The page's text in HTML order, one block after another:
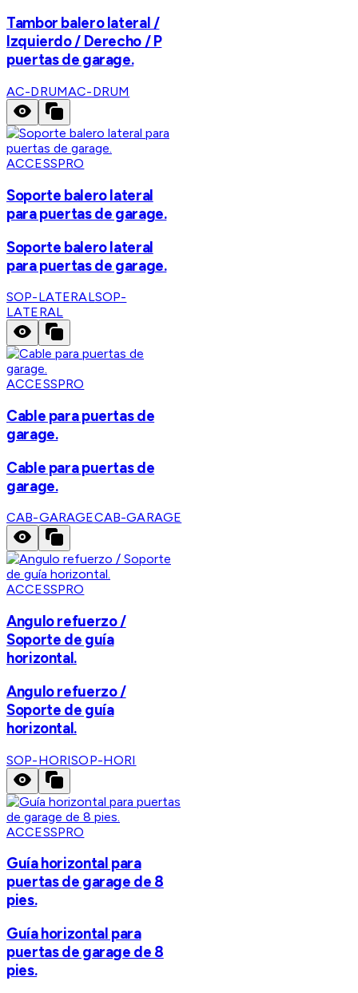
Tambor balero lateral /
Izquierdo / Derecho / P
puertas de garage.
AC-DRUMAC-DRUM
ACCESSPRO
Soporte balero lateral
para puertas de garage.
Soporte balero lateral
para puertas de garage.
SOP-LATERALSOP-
LATERAL
ACCESSPRO
Cable para puertas de
garage.
Cable para puertas de
garage.
CAB-GARAGECAB-GARAGE
ACCESSPRO
Angulo refuerzo /
Soporte de guía
horizontal.
Angulo refuerzo /
Soporte de guía
horizontal.
SOP-HORISOP-HORI
ACCESSPRO
Guía horizontal para
puertas de garage de 8
pies.
Guía horizontal para
puertas de garage de 8
pies.